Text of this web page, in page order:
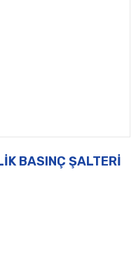
BASINÇ ŞALTERİ